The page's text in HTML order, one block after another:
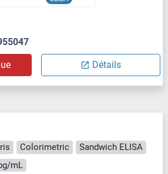
Détails
Colorimetric
Sandwich ELISA
mL